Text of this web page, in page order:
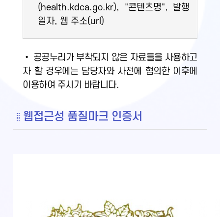
(health.kdca.go.kr), "콘텐츠명", 발행
일자, 웹 주소(url)
• 공공누리가 부착되지 않은 자료들을 사용하고
자 할 경우에는 담당자와 사전에 협의한 이후에
이용하여 주시기 바랍니다.
웹접근성 품질마크 인증서